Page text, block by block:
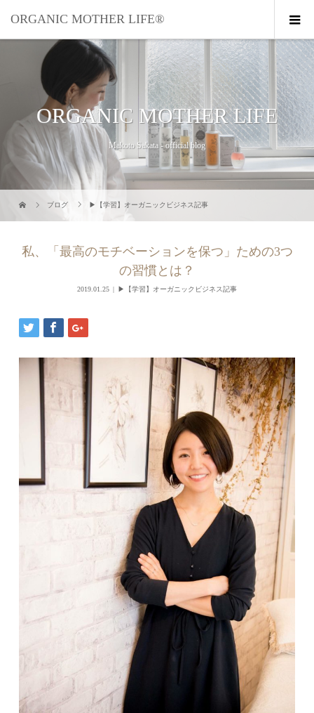
ORGANIC MOTHER LIFE®︎
ORGANIC MOTHER LIFE
Makoto Sakata - official blog
ブログ ▶︎【学習】オーガニックビジネス記事
私、「最高のモチベーションを保つ」ための3つ
の習慣とは？
2019.01.25 ▶︎【学習】オーガニックビジネス記事